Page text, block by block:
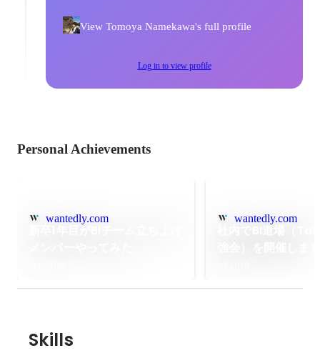
View Tomoya Namekawa's full profile
Log in to view profile
Personal Achievements
wantedly.com wantedly.com
Skills